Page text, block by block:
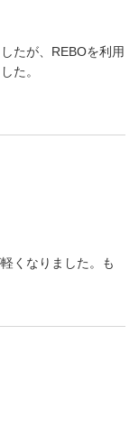
たが、REBOを利用
た。
くなりました。も